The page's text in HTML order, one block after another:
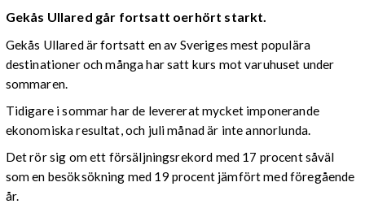
Gekås Ullared går fortsatt oerhört starkt.
Gekås Ullared är fortsatt en av Sveriges mest populära
destinationer och många har satt kurs mot varuhuset under
sommaren.
Tidigare i sommar har de levererat mycket imponerande
ekonomiska resultat, och juli månad är inte annorlunda.
Det rör sig om ett försäljningsrekord med 17 procent såväl
som en besöksökning med 19 procent jämfört med föregående
år.